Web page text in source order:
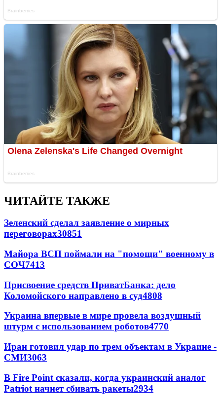
ЧИТАЙТЕ ТАКЖЕ
Зеленский сделал заявление о мирных
переговорах30851
Майора ВСП поймали на "помощи" военному в
СОЧ7413
Присвоение средств ПриватБанка: дело
Коломойского направлено в суд4808
Украина впервые в мире провела воздушный
штурм с использованием роботов4770
Иран готовил удар по трем объектам в Украине -
СМИ3063
В Fire Point сказали, когда украинский аналог
Patriot начнет сбивать ракеты2934